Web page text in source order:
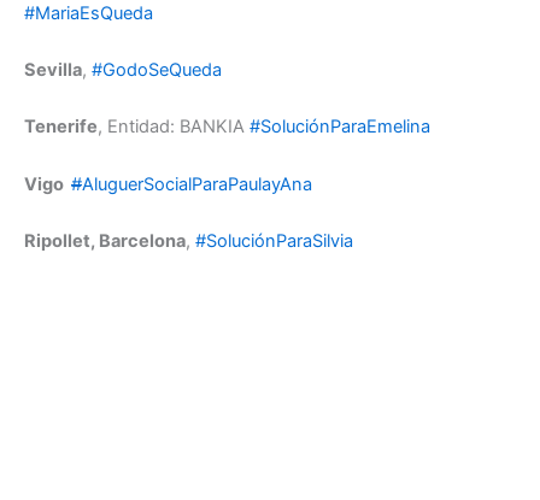
#MariaEsQueda
Sevilla, #GodoSeQueda
Tenerife, Entidad: BANKIA #SoluciónParaEmelina
Vigo #AluguerSocialParaPaulayAna
Ripollet, Barcelona, #SoluciónParaSilvia